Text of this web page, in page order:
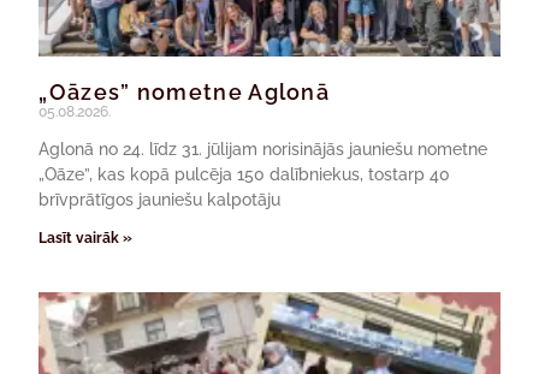
„Oāzes” nometne Aglonā
05.08.2026.
Aglonā no 24. līdz 31. jūlijam norisinājās jauniešu nometne
„Oāze”, kas kopā pulcēja 150 dalībniekus, tostarp 40
brīvprātīgos jauniešu kalpotāju
Lasīt vairāk »